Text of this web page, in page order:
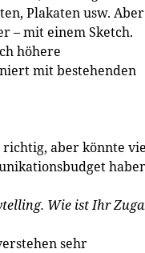
Plakaten usw. Aber
– mit einem Sketch.
höhere
mit bestehenden
richtig, aber könnte
Wie ist Ihr
sehr